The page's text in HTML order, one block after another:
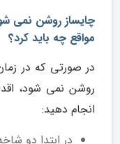
چایساز روشن نمی
مواقع چه باید کرد؟
در صورتی که در
روشن نمی شود،
انجام دهید:
در ابتدا دو